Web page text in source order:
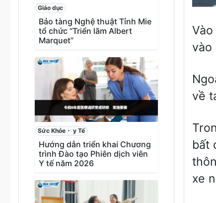
Giáo dục
Bảo tàng Nghệ thuật Tỉnh Mie
tổ chức “Triển lãm Albert
Marquet”
Sức Khỏe・ y Tế
Hướng dẫn triển khai Chương
trình Đào tạo Phiên dịch viên
Y tế năm 2026
vào
về
bất
xe